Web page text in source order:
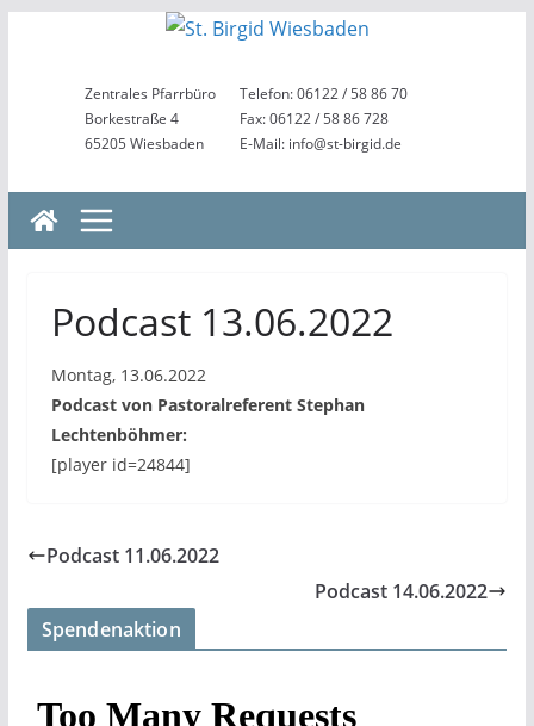
springenZentrales Pfarrbüro
Borkestraße 4
65205 Wiesbaden
Telefon: 06122 / 58 86 70
Fax: 06122 / 58 86 728
E-Mail: info@st-birgid.de
Podcast 13.06.2022
Montag, 13.06.2022
Podcast von Pastoralreferent Stephan
Lechtenböhmer:
[player id=24844]
Podcast 11.06.2022
Podcast 14.06.2022
Spendenaktion